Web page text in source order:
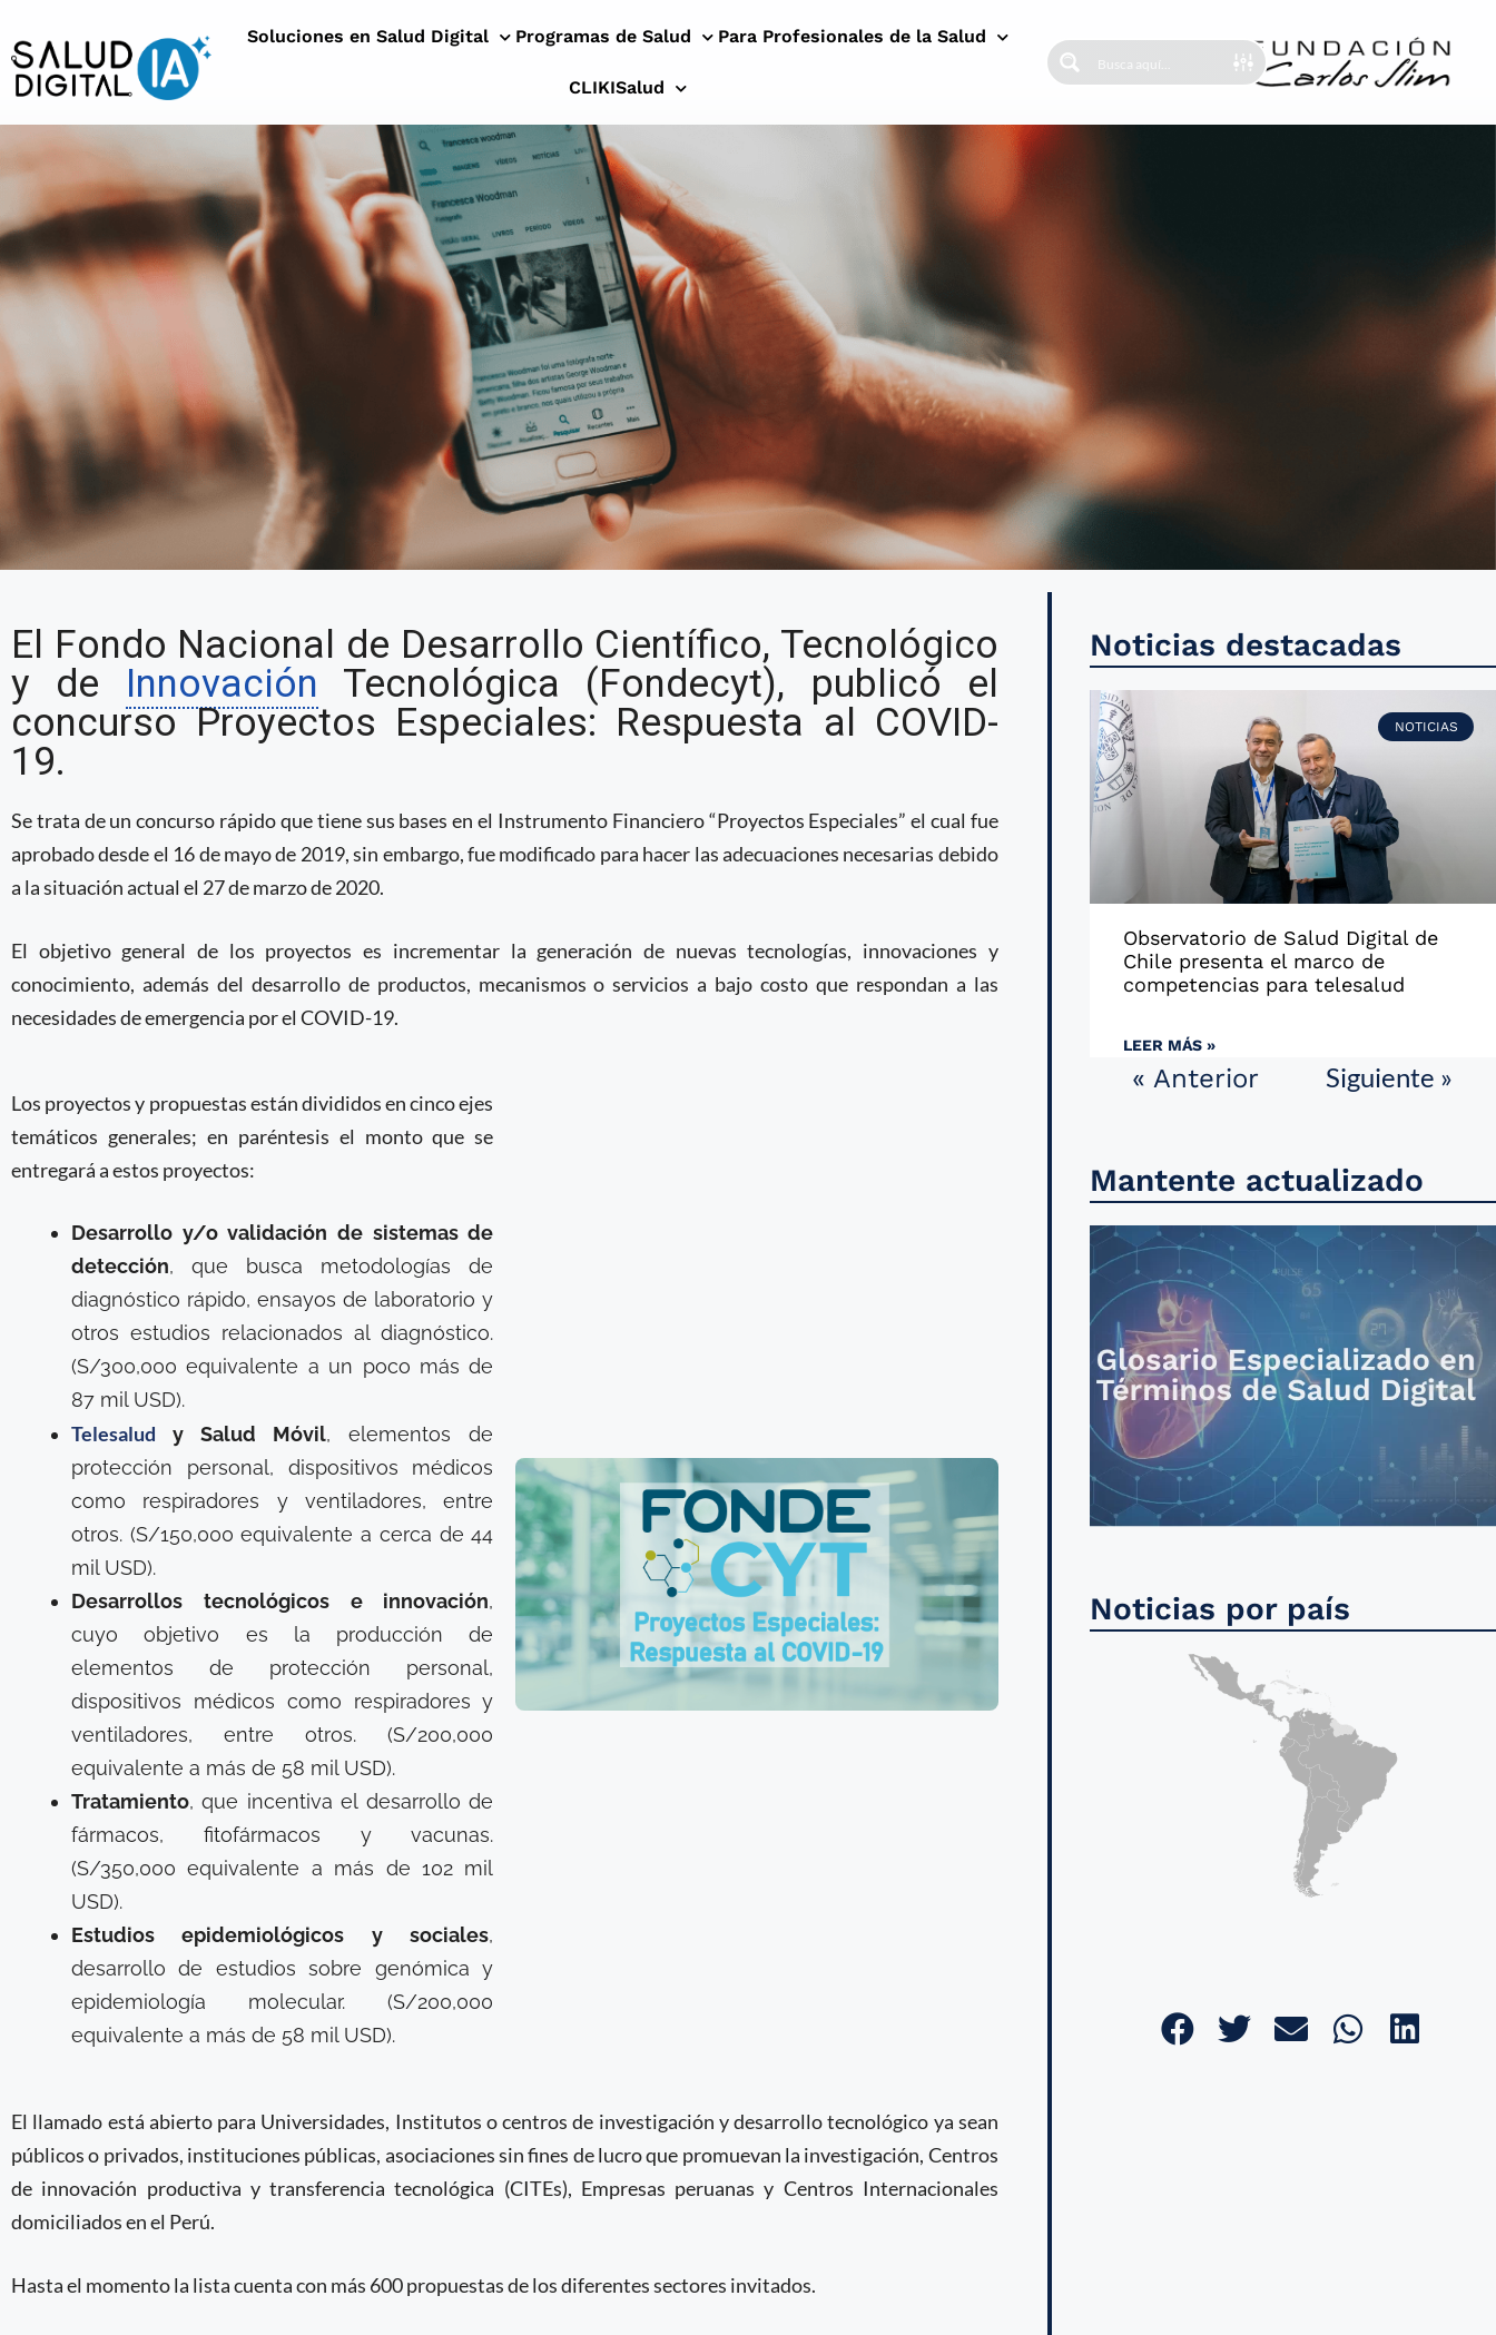
Soluciones en Salud Digital Programas de Salud Para Profesionales de la Salud
CLIKISalud
Gobierno de Perú impulsa proyectos
especiales en respuesta al COVID-19
El Fondo Nacional de Desarrollo Científico, Tecnológico
y de Innovación Tecnológica (Fondecyt), publicó el
concurso Proyectos Especiales: Respuesta al COVID-
19.
Se trata de un concurso rápido que tiene sus bases en el Instrumento Financiero “Proyectos Especiales” el cual fue
aprobado desde el 16 de mayo de 2019, sin embargo, fue modificado para hacer las adecuaciones necesarias debido
a la situación actual el 27 de marzo de 2020.
El objetivo general de los proyectos es incrementar la generación de nuevas tecnologías, innovaciones y
conocimiento, además del desarrollo de productos, mecanismos o servicios a bajo costo que respondan a las
necesidades de emergencia por el COVID-19.
Los proyectos y propuestas están divididos en cinco ejes
temáticos generales; en paréntesis el monto que se
entregará a estos proyectos:
Desarrollo y/o validación de sistemas de
detección, que busca metodologías de
diagnóstico rápido, ensayos de laboratorio y
otros estudios relacionados al diagnóstico.
(S/300,000 equivalente a un poco más de
87 mil USD).
Telesalud y Salud Móvil, elementos de
protección personal, dispositivos médicos
como respiradores y ventiladores, entre
otros. (S/150,000 equivalente a cerca de 44
mil USD).
Desarrollos tecnológicos e innovación,
cuyo objetivo es la producción de
elementos de protección personal,
dispositivos médicos como respiradores y
ventiladores, entre otros. (S/200,000
equivalente a más de 58 mil USD).
Tratamiento, que incentiva el desarrollo de
fármacos, fitofármacos y vacunas.
(S/350,000 equivalente a más de 102 mil
USD).
Estudios epidemiológicos y sociales,
desarrollo de estudios sobre genómica y
epidemiología molecular. (S/200,000
equivalente a más de 58 mil USD).
El llamado está abierto para Universidades, Institutos o centros de investigación y desarrollo tecnológico ya sean
públicos o privados, instituciones públicas, asociaciones sin fines de lucro que promuevan la investigación, Centros
de innovación productiva y transferencia tecnológica (CITEs), Empresas peruanas y Centros Internacionales
domiciliados en el Perú.
Hasta el momento la lista cuenta con más 600 propuestas de los diferentes sectores invitados.
Noticias destacadas
NOTICIAS
Observatorio de Salud Digital de
Chile presenta el marco de
competencias para telesalud
LEER MÁS »
« Anterior Siguiente »
Mantente actualizado
Noticias por país